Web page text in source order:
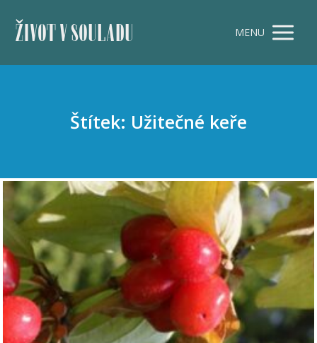
ŽIVOT V SOULADU MENU
Štítek: Užitečné keře